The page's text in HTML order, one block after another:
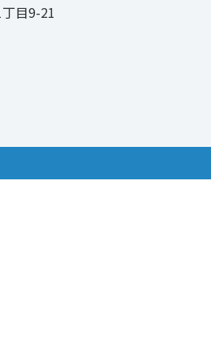
目9-21